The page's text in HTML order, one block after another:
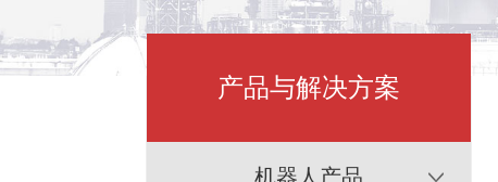
产品与解决方案
机器人产品